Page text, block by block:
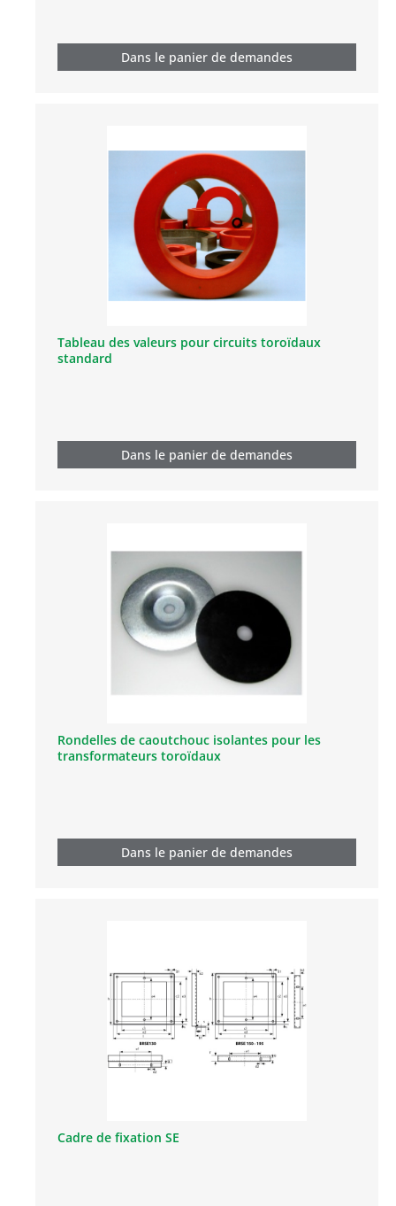
Dans le panier de demandes
Tableau des valeurs pour circuits toroïdaux
standard
Dans le panier de demandes
Rondelles de caoutchouc isolantes pour les
transformateurs toroïdaux
Dans le panier de demandes
Cadre de fixation SE